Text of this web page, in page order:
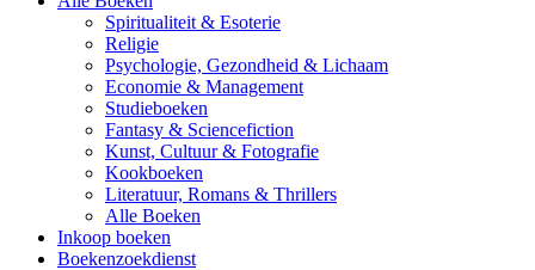
Spiritualiteit & Esoterie
Religie
Psychologie, Gezondheid & Lichaam
Economie & Management
Studieboeken
Fantasy & Sciencefiction
Kunst, Cultuur & Fotografie
Kookboeken
Literatuur, Romans & Thrillers
Alle Boeken
Inkoop boeken
Boekenzoekdienst